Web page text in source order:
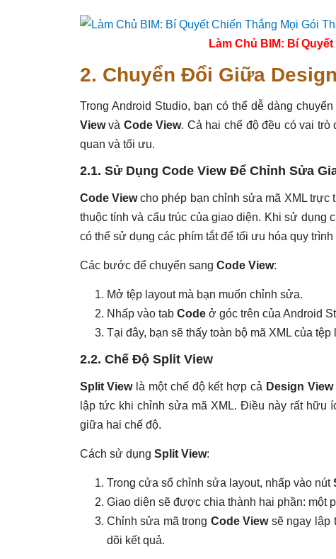
Làm Chủ BIM: Bí
2. Chuyển Đổi Giữa
Trong Android Studio, bạn có thể dễ dàng
Viewvà Code View. Cả hai chế độ đều có vai
quan và tối ưu.
2.1. Sử Dụng Code View Để Chỉnh Sửa
Code Viewcho phép bạn chỉnh sửa mã XML trực
thuộc tính và cấu trúc của giao diện. Khi sử dụng
có thể sử dụng các phím tắt để tối ưu hóa quy trình
Các bước để chuyển sang Code View:
Mở tệp layout mà bạn muốn chỉnh sửa.
Nhấp vào tab Codeở góc trên của Android
Tại đây, bạn sẽ thấy toàn bộ mã XML của
2.2. Chế Độ Split View
Split Viewlà một chế độ kết hợp cả Design View
lập tức khi chỉnh sửa mã XML. Điều này rất hữu
giữa hai chế độ.
Cách sử dụng Split View:
Trong cửa sổ chỉnh sửa layout, nhấp vào nút
Giao diện sẽ được chia thành hai phần: một
Chỉnh sửa mã trong Code Viewsẽ ngay lập
dõi kết quả.